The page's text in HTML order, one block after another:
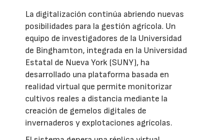
La digitalización continúa abriendo nuevas
posibilidades para la gestión agrícola. Un
equipo de investigadores de la Universidad
de Binghamton, integrada en la Universidad
Estatal de Nueva York (SUNY), ha
desarrollado una plataforma basada en
realidad virtual que permite monitorizar
cultivos reales a distancia mediante la
creación de gemelos digitales de
invernaderos y explotaciones agrícolas.